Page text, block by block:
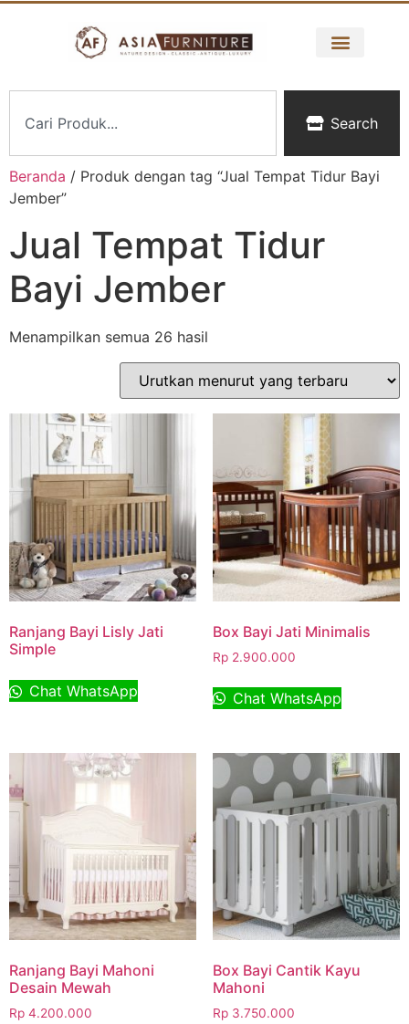
Search
Beranda / Produk dengan tag “Jual Tempat Tidur Bayi
Jember”
Jual Tempat Tidur
Bayi Jember
Menampilkan semua 26 hasil
Ranjang Bayi Lisly Jati
Simple
Chat WhatsApp
Box Bayi Jati Minimalis
Rp2.900.000
Chat WhatsApp
Ranjang Bayi Mahoni
Desain Mewah
Rp 4.200.000
Box Bayi Cantik Kayu
Mahoni
Rp3.750.000